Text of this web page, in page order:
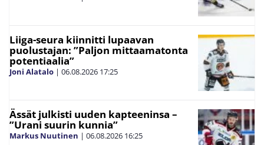
Liiga-seura kiinnitti lupaavan
puolustajan: ”Paljon mittaamatonta
potentiaalia”
Joni Alatalo | 06.08.2026 17:25
Ässät julkisti uuden kapteeninsa –
”Urani suurin kunnia”
Markus Nuutinen | 06.08.2026 16:25